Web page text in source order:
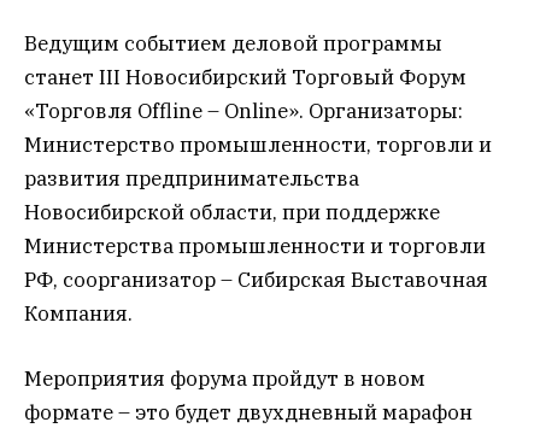
Ведущим событием деловой программы
станет III Новосибирский Торговый Форум
«Торговля Offline – Online». Организаторы:
Министерство промышленности, торговли и
развития предпринимательства
Новосибирской области, при поддержке
Министерства промышленности и торговли
РФ, соорганизатор – Сибирская Выставочная
Компания.
Мероприятия форума пройдут в новом
формате – это будет двухдневный марафон